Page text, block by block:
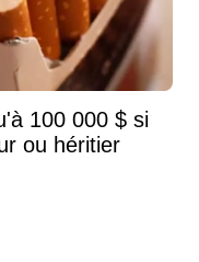
100 000 $ si
ou héritier